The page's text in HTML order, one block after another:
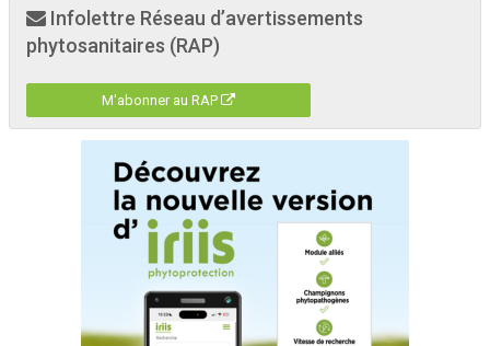
Infolettre Réseau d’avertissements
phytosanitaires (RAP)
M'abonner au RAP